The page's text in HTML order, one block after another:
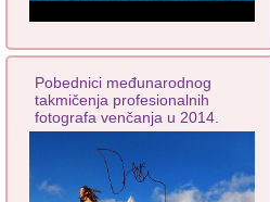
Pobednici međunarodnog
takmičenja profesionalnih
fotografa venčanja u 2014.